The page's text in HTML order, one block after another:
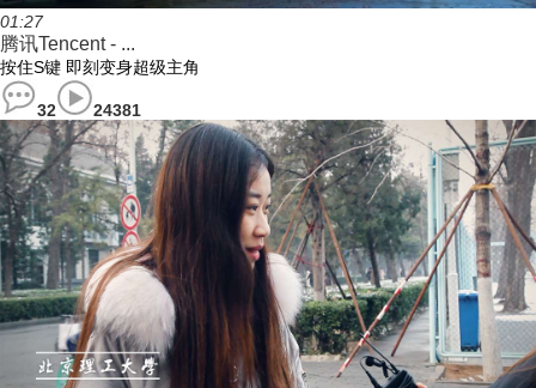
01:27
腾讯Tencent - ...
按住S键 即刻变身超级主角
32 24381